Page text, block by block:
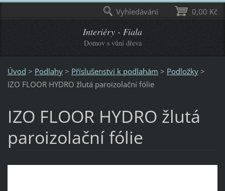
Interiéry - Fiala
Domov s vůní dřeva
Úvod > Podlahy > Příslušenství k podlahám > Podložky >
IZO FLOOR HYDRO žlutá paroizolační fólie
IZO FLOOR HYDRO žlutá
paroizolační fólie
0,00 Kč
Vyhledávání